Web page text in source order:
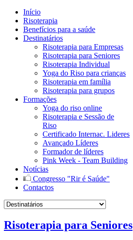
Início
Risoterapia
Benefícios para a saúde
Destinatários
Risoterapia para Empresas
Risoterapia para Seniores
Risoterapia Individual
Yoga do Riso para crianças
Risoterapia em família
Risoterapia para grupos
Formações
Yoga do riso online
Risoterapia e Sessão de
Riso
Certificado Internac. Lideres
Avançado Líderes
Formador de líderes
Pink Week - Team Building
Notícias
Congresso "Rir é Saúde"
Contactos
Risoterapia para Seniores